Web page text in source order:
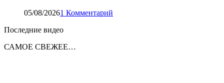
05/08/20261 Комментарий
Последние видео
САМОЕ СВЕЖЕЕ…